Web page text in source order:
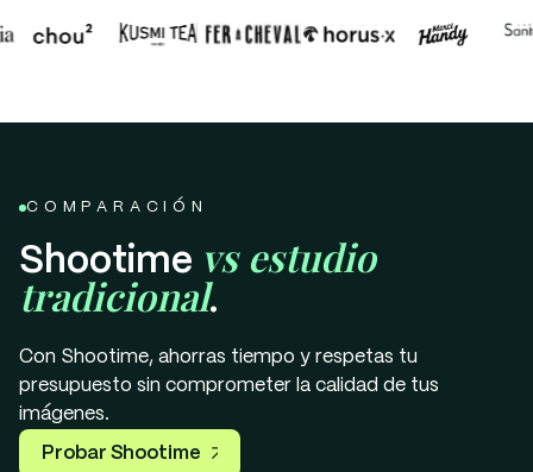
COMPARACIÓN
Shootime vs estudio
tradicional.
Probar Shootime
Con Shootime, ahorras tiempo y respetas tu
presupuesto sin comprometer la calidad de tus
imágenes.